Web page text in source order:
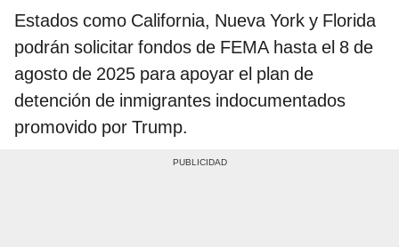
Estados como California, Nueva York y Florida
podrán solicitar fondos de FEMA hasta el 8 de
agosto de 2025 para apoyar el plan de
detención de inmigrantes indocumentados
promovido por Trump.